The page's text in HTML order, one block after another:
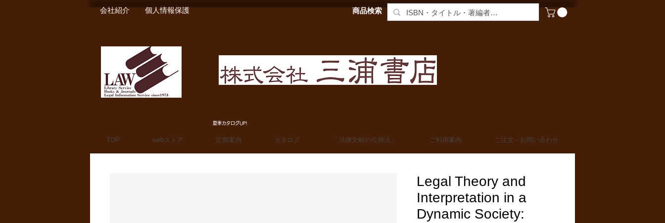
会社紹介 個人情報保護 商品検索
夏季カタログUP!
TOP webストア 定期案内 カタログ 「法律文献の引用法」 ご利用案内 ご注文・お問い合わせ
Legal Theory and
Interpretation in a
Dynamic Society: